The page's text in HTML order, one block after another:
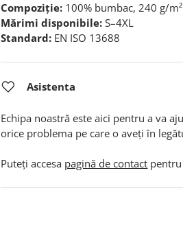
Compoziție: 100% bumbac, 240 g/m²
Mărimi disponibile: S–4XL
Standard: EN ISO 13688
Asistenta
Echipa noastră este aici pentru a va
orice problema pe care o aveți în
Puteți accesa pagină de contact